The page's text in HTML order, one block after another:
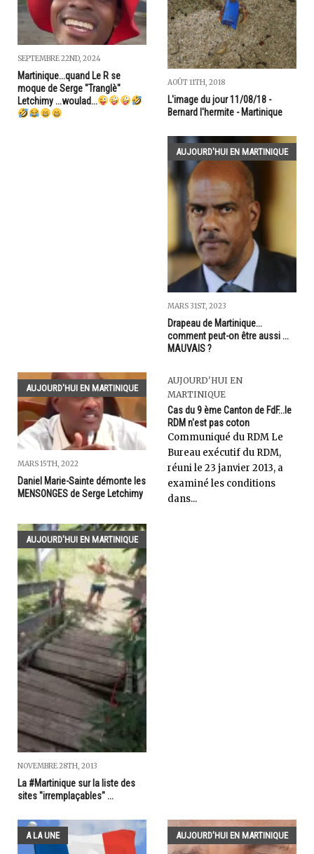
SEPTEMBRE 22ND, 2024
Martinique...quand Le R se
moque de Serge "Tranglè"
Letchimy ...woulad...
AOÛT 11TH, 2018
L'image du jour 11/08/18 -
Bernard l'hermite - Martinique
AUJOURD'HUI EN MARTINIQUE
MARS 31ST, 2023
Drapeau de Martinique...
comment peut-on être aussi ...
MAUVAIS ?
AUJOURD'HUI EN MARTINIQUE
MARS 15TH, 2022
Daniel Marie-Sainte démonte les
MENSONGES de Serge Letchimy
AUJOURD'HUI EN
MARTINIQUE
Cas du 9 ème Canton de FdF...le
RDM n'est pas coton
Communiqué du RDM Le
Bureau exécutif du RDM,
réuni le 23 janvier 2013, a
examiné les conditions
dans...
AUJOURD'HUI EN MARTINIQUE
NOVEMBRE 28TH, 2013
La #Martinique sur la liste des
sites "irremplaçables" ...
A LA UNE AUJOURD'HUI EN MARTINIQUE